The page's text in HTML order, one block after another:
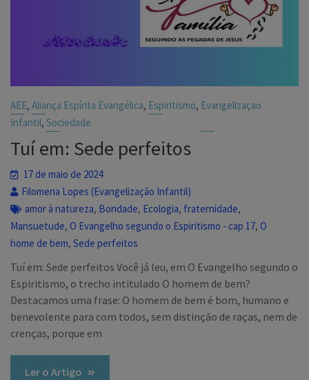
AEE,Aliança Espírita Evangélica, Espiritismo, Evangelizaçao
Infantil,Sociedade
Tuí em: Sede perfeitos
17 de maio de 2024
Filomena Lopes (Evangelização Infantil)
amor à natureza, Bondade, Ecologia, fraternidade,
Mansuetude,O Evangelho segundo o Espiritismo - cap 17,O
home de bem,Sede perfeitos
Tuí em: Sede perfeitos Você já leu, em O Evangelho segundo o
Espiritismo, o trecho intitulado O homem de bem?
Destacamos uma frase: O homem de bem é bom, humano e
benevolente para com todos, sem distinção de raças, nem de
crenças, porque em
Ler o Artigo